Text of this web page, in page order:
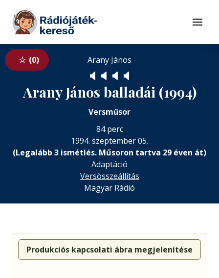
Tovább a tartalomhoz
Menü
0 Arany János
🔈 🔈 🔈 🔈
Arany János balladái (1994)
Versműsor
84 perc
1994. szeptember 05.
(Legalább 3 ismétlés. Műsoron tartva 29 éven át)
Adaptáció
Versösszeállítás
Magyar Rádió
Produkciós kapcsolati ábra megjelenítése